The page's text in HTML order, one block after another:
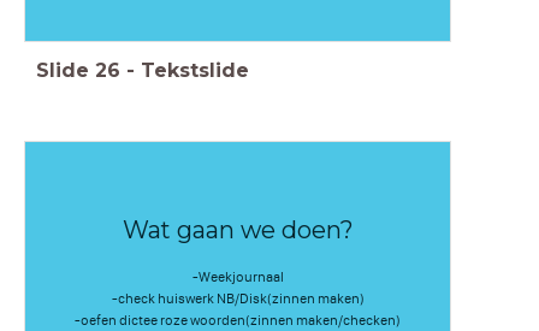
Slide 26 - Tekstslide
Wat gaan we doen?
-Weekjournaal
-check huiswerk NB/Disk(zinnen maken)
-oefen dictee roze woorden(zinnen maken/checken)